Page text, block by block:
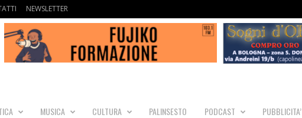
NEWSLETTER
MUSICA CULTURA PALINSESTO PODCAST PUBBLICITA’